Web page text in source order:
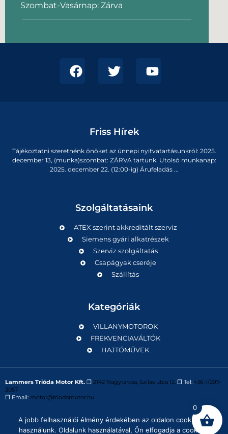
Szombat-Vasárnap: Zárva
Friss Hírek
Tájékoztatni szeretnénk önöket az ünnepi nyitvatartásunkról: 2025.
december 13, (munka)szombat: ZÁRVA tartunk. Utolsó munkanap:
2025. december 22. (12:00-ig) Árufeladás ...
Szolgáltatásaink
ATEX szerint akkreditált szerviz
Siemens gyári alkatrészek
Szerviz szolgáltatás
Csapágyak cseréje
Szállítás
Kategóriák
VILLANYMOTOROK
FREKVENCIAVÁLTÓK
HAJTÓMŰVEK
Lammers Trióda Motor Kft. ❒ 2142 Nagytarcsa, Szilas utca 12. ❒ Tel: +36-1/297-
3057
❒ Email: motor@triodamotor.hu
Powered byDigit-Now Kft.
0
A jobb felhasználói élmény érdekében az oldalon cookie-kat
használunk. Oldalunk használatával, Ön elfogadja a cookie-k